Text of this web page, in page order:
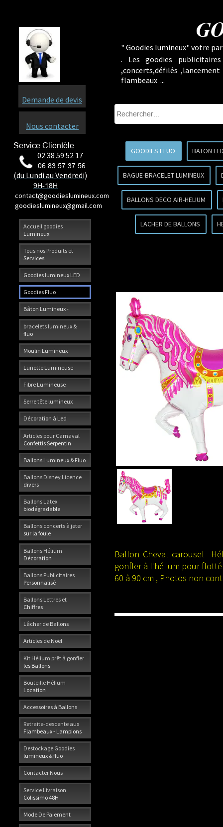
Accueil goodies
Lumineux
Tous nos Produits et
Services
Goodies lumineux LED
Goodies Fluo
Bâton Lumineux -
bracelets lumineux &
fluo
Moulin Lumineux
Lunette Lumineuse
Fibre Lumineuse
Serre tête lumineux
Décoration à Led
Articles pour Carnaval
Confettis Serpentin
Ballons Lumineux & Fluo
Ballons Disney Licence
divers
Ballons Latex
biodégradable
Ballons concerts à jeter
sur la foule
Ballons Hélium
Décoration
Ballons Publicitaires
Personnalisé
Ballons Lettres et
Chiffres
Lâcher de Ballons
Articles de Noël
Kit Hélium prêt à gonfler
les Ballons
Bouteille Hélium
Location
Accessoires à Ballons
Retraite-descente aux
Flambeaux - Lampions
Destockage Goodies
lumineux & fluo
Contacter Nous
Service Livraison
Colissimo 48H
Mode De Paiement
Service Clientèle
02 38 59 52 17
06 83 57 37 56
(du Lundi au Vendredi)
9H-18H
contact@goodieslumineux.com
goodieslumineux@gmail.com
Demande de devis
Nous contacter
" Goodies lumineux" votre
. Les goodies
,concerts,défilés
flambeaux ...
GOODIES FLUO BATON
BAGUE-BRACELET LUMINEUX
BALLONS DECO AIR-HELIUM
LACHER DE BALLONS
Ballon Cheval carousel
gonfler à l'hélium pour
60 à 90 cm , Photos non